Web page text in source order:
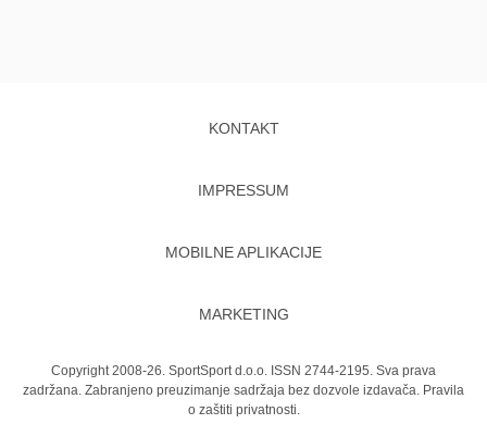
KONTAKT
IMPRESSUM
MOBILNE APLIKACIJE
MARKETING
Copyright 2008-26. SportSport d.o.o. ISSN 2744-2195. Sva prava
zadržana. Zabranjeno preuzimanje sadržaja bez dozvole izdavača. Pravila
o zaštiti privatnosti.